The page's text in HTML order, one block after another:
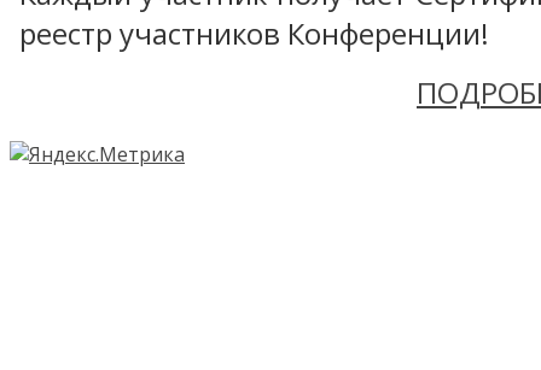
реестр участников Конференции!